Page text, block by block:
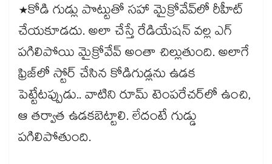
*కోడి గుడ్లు పొట్టుతో సహా మైక్రోవేవ్‌లో రీహీట్
చేయకూడదు. అలా చేస్తే రేడియేషన్ వల్ల ఎగ్
పగిలిపోయి మైక్రోవేవ్ అంతా చిల్లుతుంది. అలాగే
ఫ్రిజ్‌లో స్టోర్ చేసిన కోడిగుడ్లను ఉడక
పెట్టేటప్పుడు.. వాటిని రూమ్ టెంపరేచర్‌లో ఉంచి,
ఆ తర్వాత ఉడకబెట్టాలి. లేదంటే గుడ్డు
పగిలిపోతుంది.